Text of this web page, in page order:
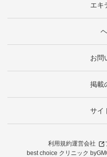
エキ
お問
掲載
サイ
利用規約運営会社
best choice クリニック